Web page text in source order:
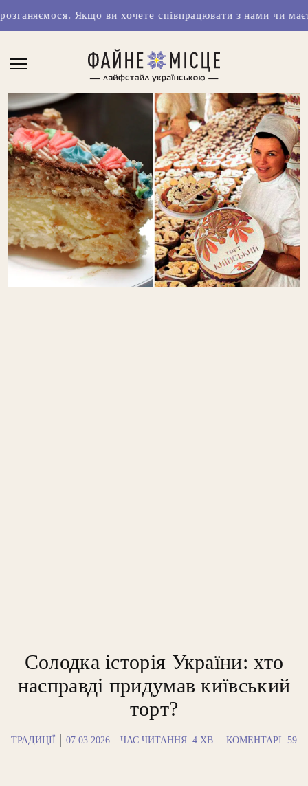
ви хочете співпрацювати з нами чи маєте класні
Солодка історія України: хто
насправді придумав київський
торт?
ТРАДИЦІЇ 07.03.2026 ЧАС ЧИТАННЯ: 4 ХВ. КОМЕНТАРІ: 59